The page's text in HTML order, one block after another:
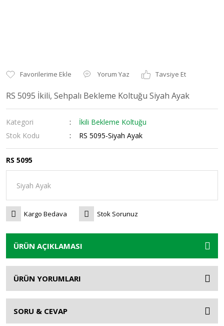
Yorum Yaz Tavsiye Et
RS 5095 İkili, Sehpalı Bekleme Koltuğu Siyah Ayak
Kategori
İkili Bekleme Koltuğu
Stok Kodu
RS 5095-Siyah Ayak
RS 5095
Kargo Bedava Stok Sorunuz
ÜRÜN AÇIKLAMASI
ÜRÜN YORUMLARI
SORU & CEVAP